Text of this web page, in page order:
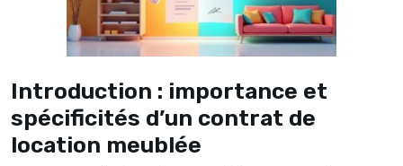
Introduction : importance et
spécificités d’un contrat de
location meublée